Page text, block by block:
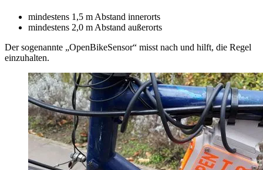
mindestens 1,5 m Abstand innerorts
mindestens 2,0 m Abstand außerorts
Der sogenannte „OpenBikeSensor“ misst nach und hilft, die Regel
einzuhalten.